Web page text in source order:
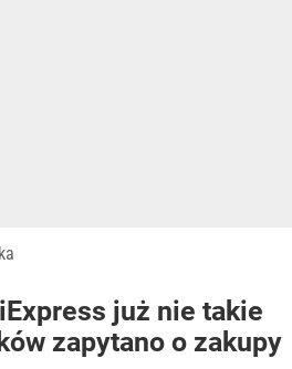
już nie takie
zapytano o zakupy